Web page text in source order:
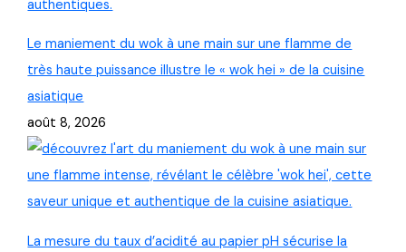
Le maniement du wok à une main sur une flamme de
très haute puissance illustre le « wok hei » de la cuisine
asiatique
août 8, 2026
La mesure du taux d’acidité au papier pH sécurise la